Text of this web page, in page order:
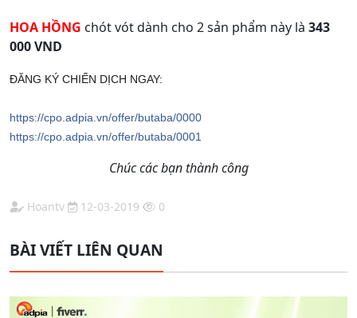
HOA HỒNG chót vót dành cho 2 sản phẩm này là 343
000 VND
ĐĂNG KÝ CHIẾN DỊCH NGAY:
https://cpo.adpia.vn/offer/butaba/0000
https://cpo.adpia.vn/offer/butaba/0001
Chúc các bạn thành công
Hoantv 12-03-2019 0
BÀI VIẾT LIÊN QUAN